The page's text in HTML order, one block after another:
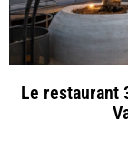
Le restaurant